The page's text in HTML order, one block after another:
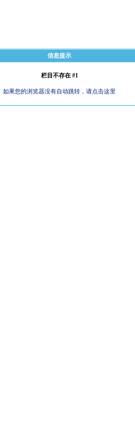
信息提示
栏目不存在 #1
如果您的浏览器没有自动跳转，请点击这里